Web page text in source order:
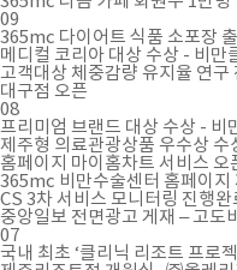
09
365mc 다이어트 식품 소포장
메디컬 코리아 대상 수상 - 비만
고객대상 체중감량 유지율 연구
대구점 오픈
08
프리미엄 브랜드 대상 수상 - 비
제주형 의료관광상품 우수상 수
홈페이지 마이홈차트 서비스
365mc 비만수술센터 홈페이지
CS 3차 서비스 모니터링 진행완
중앙일보 전면광고 게재 – 고도
07
국내 최초 ‘클리닉 리조트 프로